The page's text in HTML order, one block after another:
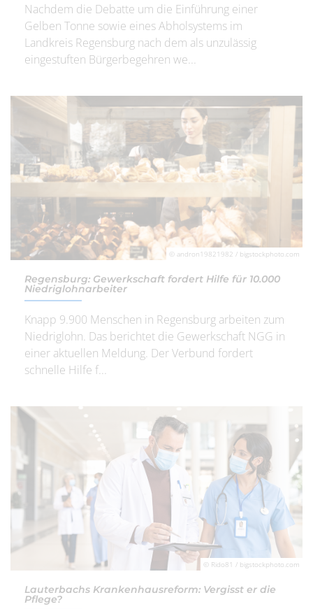
Nachdem die Debatte um die Einführung einer
Gelben Tonne sowie eines Abholsystems im
Landkreis Regensburg nach dem als unzulässig
eingestuften Bürgerbegehren we...
© andron19821982 / bigstockphoto.com
Regensburg: Gewerkschaft fordert Hilfe für 10.000
Niedriglohnarbeiter
Knapp 9.900 Menschen in Regensburg arbeiten zum
Niedriglohn. Das berichtet die Gewerkschaft NGG in
einer aktuellen Meldung. Der Verbund fordert
schnelle Hilfe f...
© Rido81 / bigstockphoto.com
Lauterbachs Krankenhausreform: Vergisst er die
Pflege?